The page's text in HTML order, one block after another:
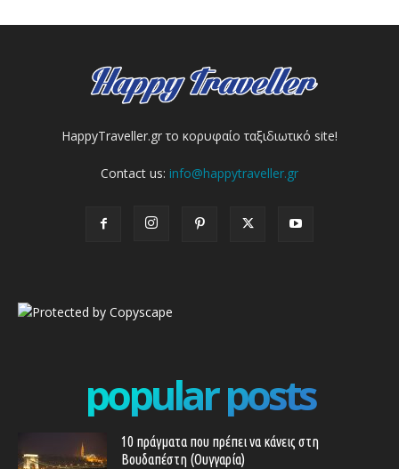
HappyTraveller.gr το κορυφαίο ταξιδιωτικό site!
Contact us: info@happytraveller.gr
popular posts
10 πράγματα που πρέπει να κάνεις στη
Βουδαπέστη (Ουγγαρία)